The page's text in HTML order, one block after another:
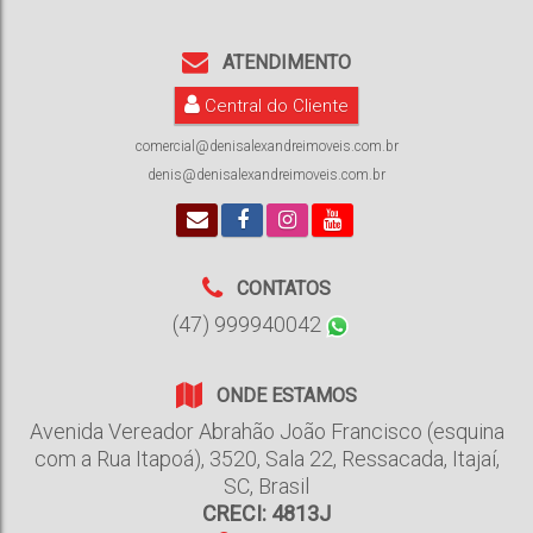
ATENDIMENTO
Central do Cliente
comercial@denisalexandreimoveis.com.br
denis@denisalexandreimoveis.com.br
CONTATOS
(47) 999940042
ONDE ESTAMOS
Avenida Vereador Abrahão João Francisco (esquina
com a Rua Itapoá), 3520, Sala 22, Ressacada, Itajaí,
SC, Brasil
CRECI: 4813J